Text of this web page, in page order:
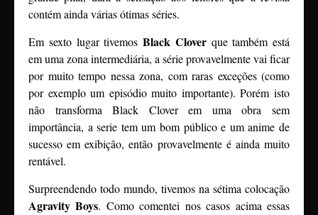
contém ainda várias ótimas séries.
Em sexto lugar tivemos Black Cloverque também está
em uma zona intermediária, a série provavelmente vai ficar
por muito tempo nessa zona, com raras exceções (como
por exemplo um episódio muito importante). Porém isto
não transforma Black Clover em uma obra sem
importância, a serie tem um bom público e um anime de
sucesso em exibição, então provavelmente é ainda muito
rentável.
Surpreendendo todo mundo, tivemos na sétima colocação
Agravity Boys. Como comentei nos casos acima essas